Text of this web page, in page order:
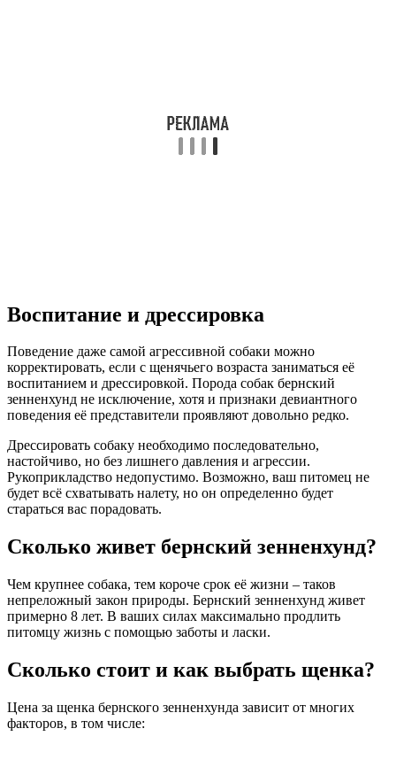
Воспитание и дрессировка
Поведение даже самой агрессивной собаки можно
корректировать, если с щенячьего возраста заниматься её
воспитанием и дрессировкой. Порода собак бернский
зенненхунд не исключение, хотя и признаки девиантного
поведения её представители проявляют довольно редко.
Дрессировать собаку необходимо последовательно,
настойчиво, но без лишнего давления и агрессии.
Рукоприкладство недопустимо. Возможно, ваш питомец не
будет всё схватывать налету, но он определенно будет
стараться вас порадовать.
Сколько живет бернский зенненхунд?
Чем крупнее собака, тем короче срок её жизни – таков
непреложный закон природы. Бернский зенненхунд живет
примерно 8 лет. В ваших силах максимально продлить
питомцу жизнь с помощью заботы и ласки.
Сколько стоит и как выбрать щенка?
Цена за щенка бернского зенненхунда зависит от многих
факторов, в том числе: